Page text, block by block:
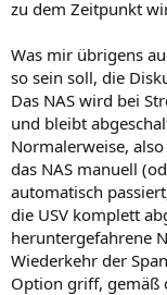
zu dem Zeitpunkt
Was mir übrigens
so sein soll, die
Das NAS wird bei
und bleibt
Normalerweise,
das NAS manuell
automatisch
die USV komplett
heruntergefahrene
Wiederkehr der
Option griff, gemäß